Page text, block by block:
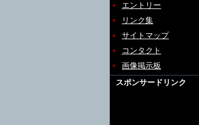
エントリー
リンク集
サイトマップ
コンタクト
画像掲示板
スポンサードリンク